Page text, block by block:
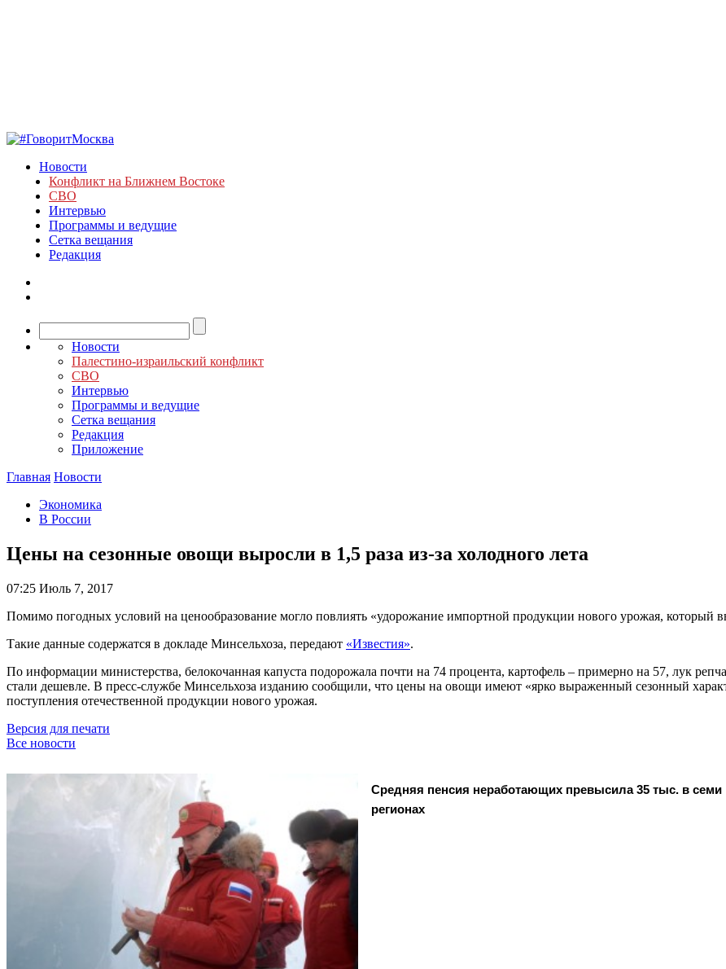
Новости
Конфликт на Ближнем Востоке
СВО
Интервью
Программы и ведущие
Сетка вещания
Редакция
Новости
Палестино-израильский конфликт
СВО
Интервью
Программы и ведущие
Сетка вещания
Редакция
Приложение
Главная Новости
Экономика
В России
Цены на сезонные овощи выросли в 1,5 раза из-за холодного лета
07:25 Июль 7, 2017
Помимо погодных условий на ценообразование могло повлиять «удорожание импортной продукции нового урожая, который
Такие данные содержатся в докладе Минсельхоза, передают «Известия».
По информации министерства, белокочанная капуста подорожала почти на 74 процента, картофель – примерно на 57, лук
стали дешевле. В пресс-службе Минсельхоза изданию сообщили, что цены на овощи имеют «ярко выраженный сезонный
поступления отечественной продукции нового урожая.
Версия для печати
Все новости
Средняя пенсия неработающих превысила 35 тыс. в семи
регионах